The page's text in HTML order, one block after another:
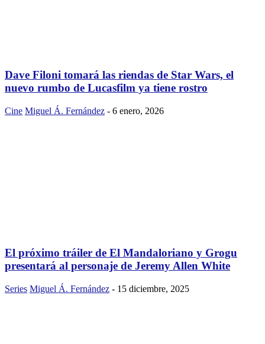
Dave Filoni tomará las riendas de Star Wars, el
nuevo rumbo de Lucasfilm ya tiene rostro
Cine Miguel Á. Fernández - 6 enero, 2026
El próximo tráiler de El Mandaloriano y Grogu
presentará al personaje de Jeremy Allen White
Series Miguel Á. Fernández - 15 diciembre, 2025